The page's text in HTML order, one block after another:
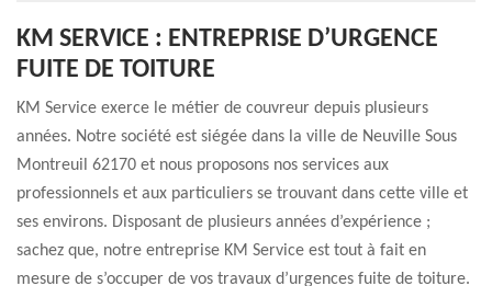
KM SERVICE : ENTREPRISE D’URGENCE
FUITE DE TOITURE
KM Service exerce le métier de couvreur depuis plusieurs
années. Notre société est siégée dans la ville de Neuville Sous
Montreuil 62170 et nous proposons nos services aux
professionnels et aux particuliers se trouvant dans cette ville et
ses environs. Disposant de plusieurs années d’expérience ;
sachez que, notre entreprise KM Service est tout à fait en
mesure de s’occuper de vos travaux d’urgences fuite de toiture.